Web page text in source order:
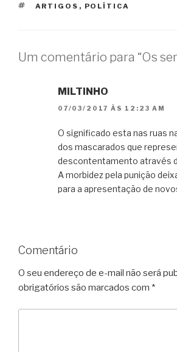
TAGS
ARTIGOS , POLÍTICA
Um comentário para “Os
MILTINHO
07/03/2017 ÀS 12:23 AM
O significado esta nas ruas
dos mascarados que
descontentamento através
A morbidez pela punição
para a apresentação de
Comentário
O seu endereço de e-mail não será
obrigatórios são marcados com *